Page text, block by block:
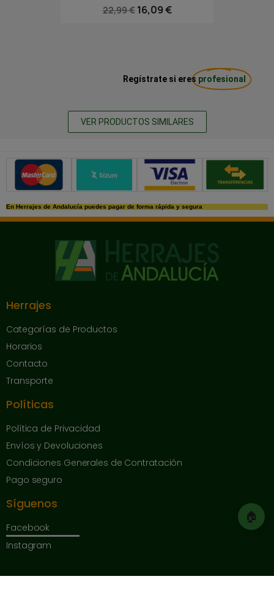
🏠
22,99 € 16,09 €
Regístrate si eres profesional
VER PRODUCTOS SIMILARES
Métodos de pago seguros
En Herrajes de Andalucía puedes pagar de forma rápida y segura
Herrajes
Categorías de Productos
Horarios
Contacto
Transporte
Políticas
Política de Privacidad
Envíos y Devoluciones
Condiciones Generales de Contratación
Pago seguro
Síguenos
Facebook
Instagram